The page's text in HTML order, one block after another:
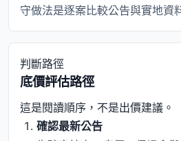
守做法是逐案比較公告與實地資
判斷路徑
底價評估路徑
這是閱讀順序，不是出價建議。
確認最新公告